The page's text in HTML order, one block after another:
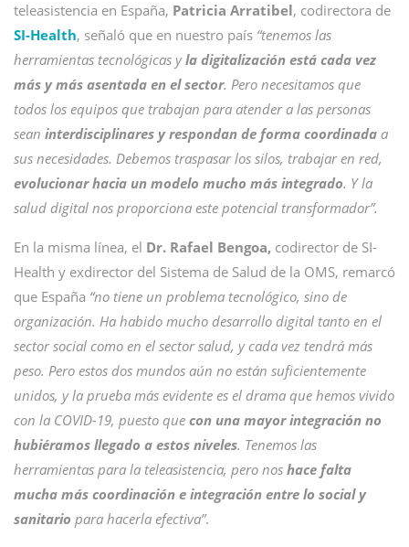
teleasistencia en España, Patricia Arratibel, codirectora de
SI-Health, señaló que en nuestro país “tenemos las
herramientas tecnológicas yla digitalización está cada vez
más y más asentada en el sector. Pero necesitamos que
todos los equipos que trabajan para atender a las personas
sean interdisciplinares y respondan de forma coordinada a
sus necesidades. Debemos traspasar los silos, trabajar en red,
evolucionar hacia un modelo mucho más integrado. Y la
salud digital nos proporciona este potencial transformador”.
En la misma línea, el Dr. Rafael Bengoa, codirector de SI-
Health y exdirector del Sistema de Salud de la OMS, remarcó
que España “no tiene un problema tecnológico, sino de
organización. Ha habido mucho desarrollo digital tanto en el
sector social como en el sector salud, y cada vez tendrá más
peso. Pero estos dos mundos aún no están suficientemente
unidos, y la prueba más evidente es el drama que hemos vivido
con la COVID-19, puesto que con una mayor integración no
hubiéramos llegado a estos niveles. Tenemos las
herramientas para la teleasistencia, pero nos hace falta
mucha más coordinación e integración entre lo social y
sanitario para hacerla efectiva”.